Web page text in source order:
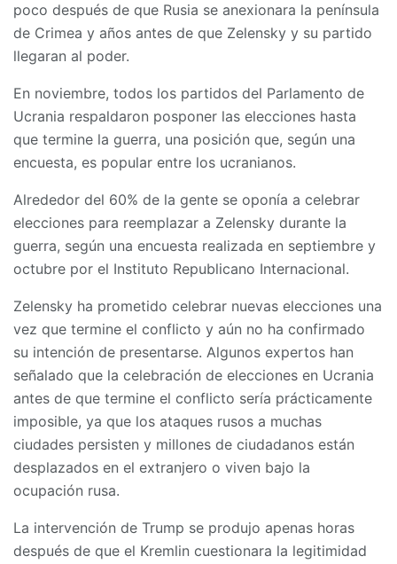
poco después de que Rusia se anexionara la península
de Crimea y años antes de que Zelensky y su partido
llegaran al poder.
En noviembre, todos los partidos del Parlamento de
Ucrania respaldaron posponer las elecciones hasta
que termine la guerra, una posición que, según una
encuesta, es popular entre los ucranianos.
Alrededor del 60% de la gente se oponía a celebrar
elecciones para reemplazar a Zelensky durante la
guerra, según una encuesta realizada en septiembre y
octubre por el Instituto Republicano Internacional.
Zelensky ha prometido celebrar nuevas elecciones una
vez que termine el conflicto y aún no ha confirmado
su intención de presentarse. Algunos expertos han
señalado que la celebración de elecciones en Ucrania
antes de que termine el conflicto sería prácticamente
imposible, ya que los ataques rusos a muchas
ciudades persisten y millones de ciudadanos están
desplazados en el extranjero o viven bajo la
ocupación rusa.
La intervención de Trump se produjo apenas horas
después de que el Kremlin cuestionara la legitimidad